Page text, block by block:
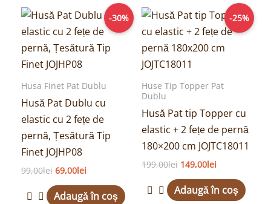
-30%
Husa Finet Pat Dublu
Husă Pat Dublu cu
elastic cu 2 fețe de
pernă, Țesătură Tip
Finet JOJHP08
99,00lei
Prețul
a
fost:
99,00lei.
69,00lei
Prețul
curent
este:
69,00lei.
Adaugă în coș
-25%
Huse Tip Topper Pat
Dublu
Husă Pat tip Topper cu
elastic + 2 fețe de pernă
180×200 cm JOJTC18011
199,00lei
Prețul
inițial
a
fost:
149,00lei
Prețul
curent
este:
149,00lei.
Adaugă în coș